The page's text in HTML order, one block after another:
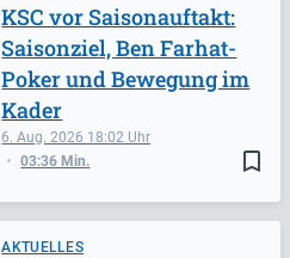
bookmark_border
6. Aug. 2026 18:02
03:36 Min.
KSC vor Saisonauftakt:
Saisonziel, Ben Farhat-
Poker und Bewegung im
Kader
AKTUELLES